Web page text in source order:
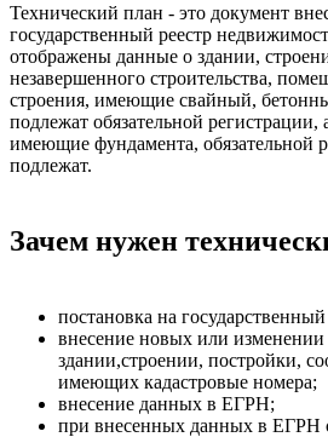
Технический план - это документ
государственный реестр
отображены данные о здании,
незавершенного строительства,
строения, имеющие свайный,
подлежат обязательной регистрации,
имеющие фундамента, обязательной
подлежат.
Зачем нужен
постановка на
внесение новых или
здании,строении, постройки,
имеющих кадастровые номера;
внесение данных в ЕГРН;
при внесенных данных в ЕГРН